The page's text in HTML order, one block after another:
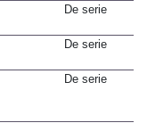
De serie
De serie
De serie